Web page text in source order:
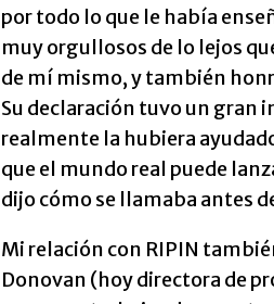
por todo lo que le había
muy orgullosos de lo lejos
de mí mismo, y también
Su declaración tuvo un gran
realmente la hubiera
que el mundo real puede
dijo cómo se llamaba antes
Mi relación con RIPIN
Donovan (hoy directora de